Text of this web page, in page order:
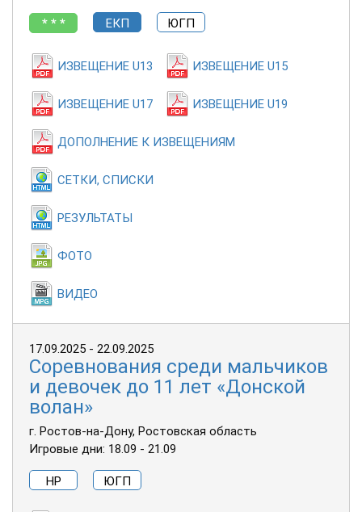
* * * ЕКП ЮГП
ИЗВЕЩЕНИЕ U13 ИЗВЕЩЕНИЕ U15
ИЗВЕЩЕНИЕ U17 ИЗВЕЩЕНИЕ U19
ДОПОЛНЕНИЕ К ИЗВЕЩЕНИЯМ
СЕТКИ, СПИСКИ
РЕЗУЛЬТАТЫ
ФОТО
ВИДЕО
17.09.2025 - 22.09.2025
Соревнования среди мальчиков
и девочек до 11 лет «Донской
волан»
г. Ростов-на-Дону, Ростовская область
Игровые дни: 18.09 - 21.09
НР ЮГП